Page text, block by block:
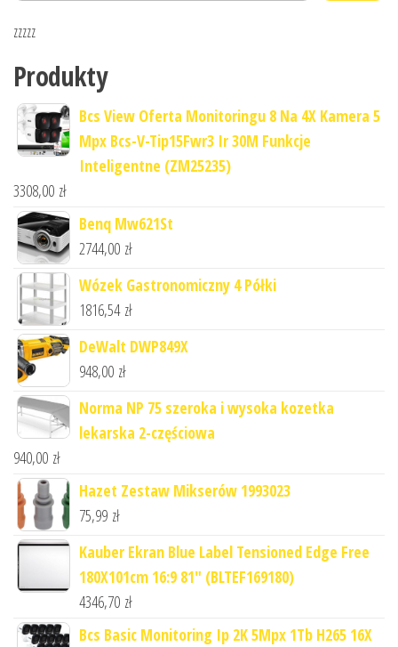
zzzzz
Produkty
Bcs View Oferta Monitoringu 8 Na 4X Kamera 5
Mpx Bcs-V-Tip15Fwr3 Ir 30M Funkcje
Inteligentne (ZM25235)
3308,00 zł
Benq Mw621St
2744,00 zł
Wózek Gastronomiczny 4 Półki
1816,54 zł
DeWalt DWP849X
948,00 zł
Norma NP 75 szeroka i wysoka kozetka
lekarska 2-częściowa
940,00 zł
Hazet Zestaw Mikserów 1993023
75,99 zł
Kauber Ekran Blue Label Tensioned Edge Free
180X101cm 16:9 81" (BLTEF169180)
4346,70 zł
Bcs Basic Monitoring Ip 2K 5Mpx 1Tb H265 16X